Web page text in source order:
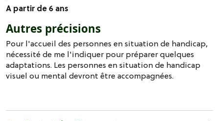
A partir de 6 ans
Autres précisions
Pour l'accueil des personnes en situation de handicap,
nécessité de me l'indiquer pour préparer quelques
adaptations. Les personnes en situation de handicap
visuel ou mental devront être accompagnées.